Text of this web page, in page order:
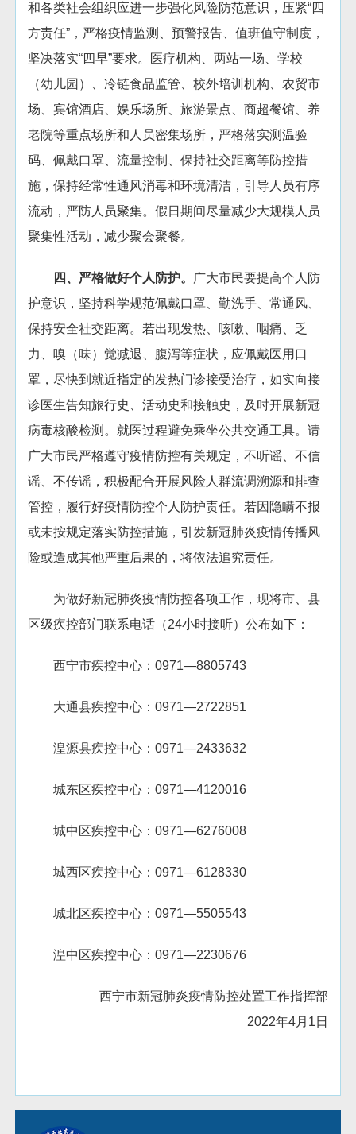
和各类社会组织应进一步强化风险防范意识，压紧“四
方责任”，严格疫情监测、预警报告、值班值守制度，
坚决落实“四早”要求。医疗机构、两站一场、学校
（幼儿园）、冷链食品监管、校外培训机构、农贸市
场、宾馆酒店、娱乐场所、旅游景点、商超餐馆、养
老院等重点场所和人员密集场所，严格落实测温验
码、佩戴口罩、流量控制、保持社交距离等防控措
施，保持经常性通风消毒和环境清洁，引导人员有序
流动，严防人员聚集。假日期间尽量减少大规模人员
聚集性活动，减少聚会聚餐。
四、严格做好个人防护。 广大市民要提高个人防
护意识，坚持科学规范佩戴口罩、勤洗手、常通风、
保持安全社交距离。若出现发热、咳嗽、咽痛、乏
力、嗅（味）觉减退、腹泻等症状，应佩戴医用口
罩，尽快到就近指定的发热门诊接受治疗，如实向接
诊医生告知旅行史、活动史和接触史，及时开展新冠
病毒核酸检测。就医过程避免乘坐公共交通工具。请
广大市民严格遵守疫情防控有关规定，不听谣、不信
谣、不传谣，积极配合开展风险人群流调溯源和排查
管控，履行好疫情防控个人防护责任。若因隐瞒不报
或未按规定落实防控措施，引发新冠肺炎疫情传播风
险或造成其他严重后果的，将依法追究责任。
为做好新冠肺炎疫情防控各项工作，现将市、县
区级疾控部门联系电话（24小时接听）公布如下：
西宁市疾控中心：0971—8805743
大通县疾控中心：0971—2722851
湟源县疾控中心：0971—2433632
城东区疾控中心：0971—4120016
城中区疾控中心：0971—6276008
城西区疾控中心：0971—6128330
城北区疾控中心：0971—5505543
湟中区疾控中心：0971—2230676
西宁市新冠肺炎疫情防控处置工作指挥部
2022年4月1日